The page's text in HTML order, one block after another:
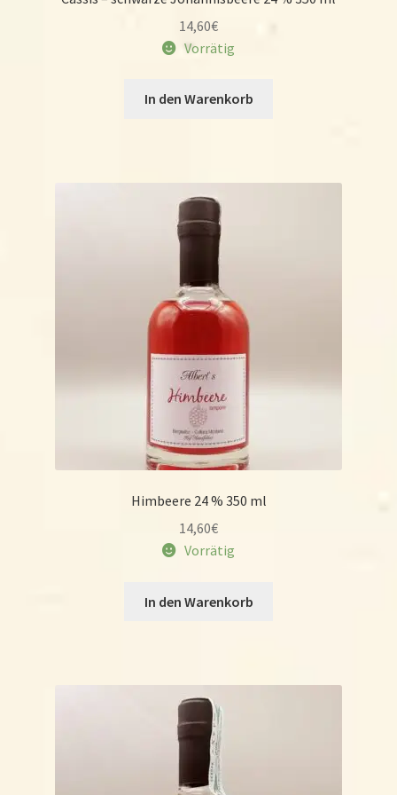
14,60€
Vorrätig
In den Warenkorb
Himbeere 24 % 350 ml
14,60€
Vorrätig
In den Warenkorb